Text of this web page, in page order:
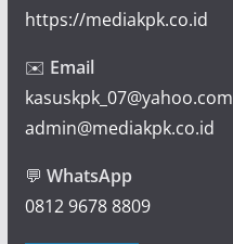
https://mediakpk.co.id
✉️ Email
kasuskpk_07@yahoo.com
admin@mediakpk.co.id
💬 WhatsApp
0812 9678 8809